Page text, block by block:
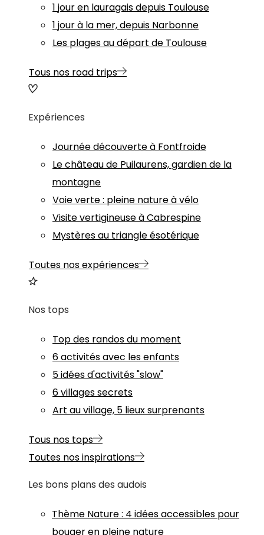
1 jour en lauragais depuis Toulouse
1 jour à la mer, depuis Narbonne
Les plages au départ de Toulouse
Tous nos road trips
Expériences
Journée découverte à Fontfroide
Le château de Puilaurens, gardien de la
montagne
Voie verte : pleine nature à vélo
Visite vertigineuse à Cabrespine
Mystères au triangle ésotérique
Toutes nos expériences
Nos tops
Top des randos du moment
6 activités avec les enfants
5 idées d'activités "slow"
6 villages secrets
Art au village, 5 lieux surprenants
Tous nos tops
Toutes nos inspirations
Les bons plans des audois
Thème Nature: 4 idées accessibles pour
bouger en pleine nature